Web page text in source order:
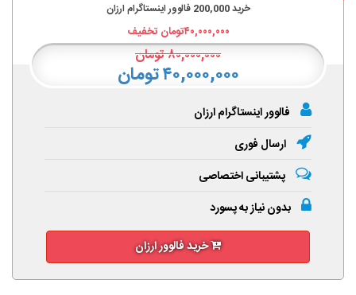
خرید200,000 فالوور اینستاگرام ارزان
۴۰,۰۰۰,۰۰۰تومان تخفیف
۸۰,۰۰۰,۰۰۰تومان
۴۰,۰۰۰,۰۰۰ تومان
فالوور اینستاگرام ارزان
ارسال فوری
پشتیبانی اختصاصی
بدون نیاز به پسورد
خرید فالوور ارزان